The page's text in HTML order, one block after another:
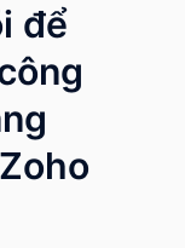
để